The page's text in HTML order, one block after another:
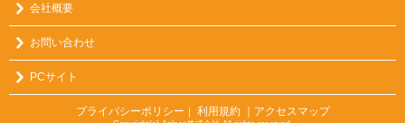
会社概要
お問い合わせ
PCサイト
プライバシーポリシー ｜ 利用規約 ｜アクセスマップ